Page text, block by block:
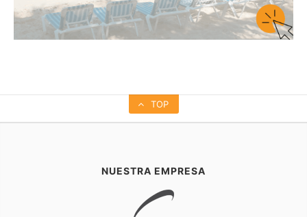
TOP
NUESTRA EMPRESA